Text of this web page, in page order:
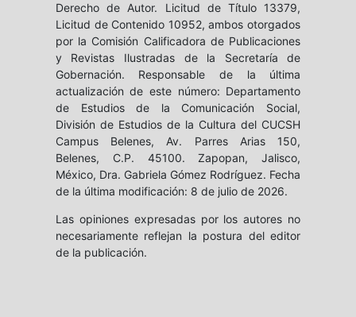
Derecho de Autor. Licitud de Título 13379,
Licitud de Contenido 10952, ambos otorgados
por la Comisión Calificadora de Publicaciones
y Revistas Ilustradas de la Secretaría de
Gobernación. Responsable de la última
actualización de este número: Departamento
de Estudios de la Comunicación Social,
División de Estudios de la Cultura del CUCSH
Campus Belenes, Av. Parres Arias 150,
Belenes, C.P. 45100. Zapopan, Jalisco,
México, Dra. Gabriela Gómez Rodríguez. Fecha
de la última modificación: 8 de julio de 2026.
Las opiniones expresadas por los autores no
necesariamente reflejan la postura del editor
de la publicación.